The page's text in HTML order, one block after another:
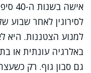
לסירוגין לאחר שבוע
למנוע הצטננות. היא
באלרגיה עונתית או
גם סבון גוף. רק